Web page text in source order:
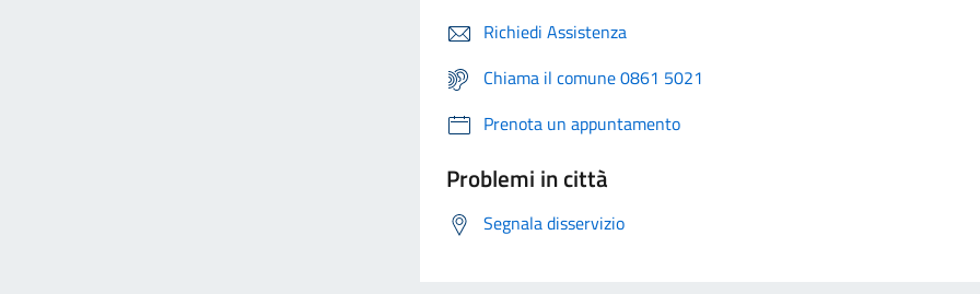
Richiedi Assistenza
Chiama il comune 0861 5021
Prenota un appuntamento
Problemi in città
Segnala disservizio